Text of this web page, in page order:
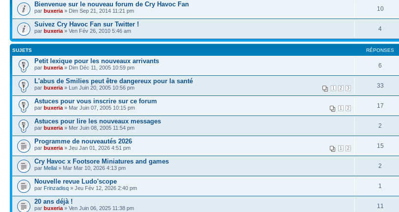
Bienvenue sur le nouveau forum de Cry Havoc Fan
par buxeria » Dim Sep 21, 2014 11:21 pm 10
Suivez Cry Havoc Fan sur Twitter !
par buxeria » Ven Fév 26, 2010 5:46 am 4
SUJETS RÉPONSES
Petit lexique pour les nouveaux arrivants
par buxeria » Dim Déc 11, 2005 10:59 pm 6
L'abus de Smilies peut être dangereux pour la santé
1 2 3
par buxeria » Lun Juin 20, 2005 10:56 pm 33
Astuces pour vous inscrire sur ce forum
1 2
par buxeria » Mar Juin 07, 2005 10:15 pm 17
Astuces pour lire les nouveaux messages
par buxeria » Mer Juin 08, 2005 11:54 pm 2
Programme de nouveautés 2026
1 2
par buxeria » Jeu Jan 01, 2026 4:51 pm 15
Cry Havoc x Footsore Miniatures and games
par Mellal » Mar Mar 10, 2026 4:13 pm 2
Nouvelle revue Ludo'scope
par Frinzadisq » Jeu Fév 12, 2026 2:40 pm 1
20 ans déjà !
par buxeria » Ven Juin 06, 2025 11:38 pm 11